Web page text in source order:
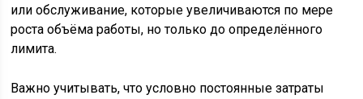
или обслуживание, которые увеличиваются по мере
роста объёма работы, но только до определённого
лимита.
Важно учитывать, что условно постоянные затраты